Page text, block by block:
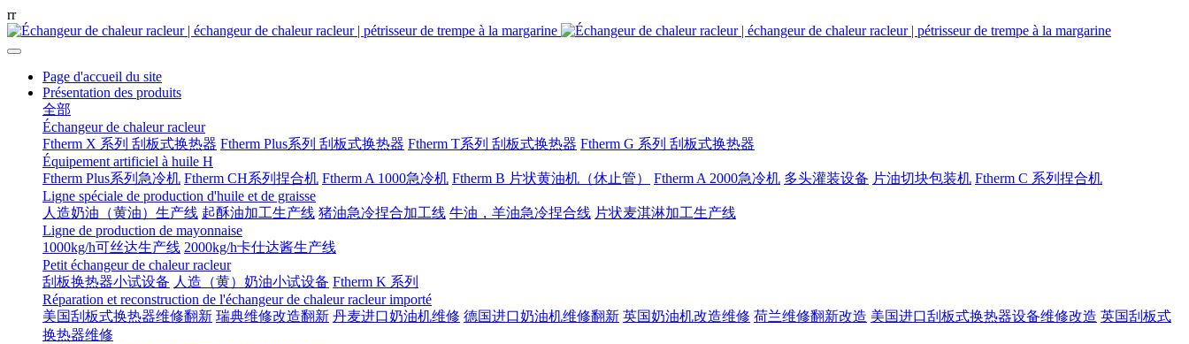
rr
Page d'accueil du site
Présentation des produits
全部
Échangeur de chaleur racleur
Ftherm X 系列 刮板式换热器 Ftherm Plus系列 刮板式换热器 Ftherm T系列 刮板式换热器 Ftherm G 系列 刮板式换热器
Équipement artificiel à huile H
Ftherm Plus系列急冷机 Ftherm CH系列捏合机 Ftherm A 1000急冷机 Ftherm B 片状黄油机（休止管） Ftherm A 2000急冷机 多头灌装设备 片油切块包装机 Ftherm C 系列捏合机
Ligne spéciale de production d'huile et de graisse
人造奶油（黄油）生产线 起酥油加工生产线 猪油急冷捏合加工线 牛油，羊油急冷捏合线 片状麦淇淋加工生产线
Ligne de production de mayonnaise
1000kg/h可丝达生产线 2000kg/h卡仕达酱生产线
Petit échangeur de chaleur racleur
刮板换热器小试设备 人造（黄）奶油小试设备 Ftherm K 系列
Réparation et reconstruction de l'échangeur de chaleur racleur importé
美国刮板式换热器维修翻新 瑞典维修改造翻新 丹麦进口奶油机维修 德国进口奶油机维修翻新 英国奶油机改造维修 荷兰维修翻新改造 美国进口刮板式换热器设备维修改造 英国刮板式
换热器维修